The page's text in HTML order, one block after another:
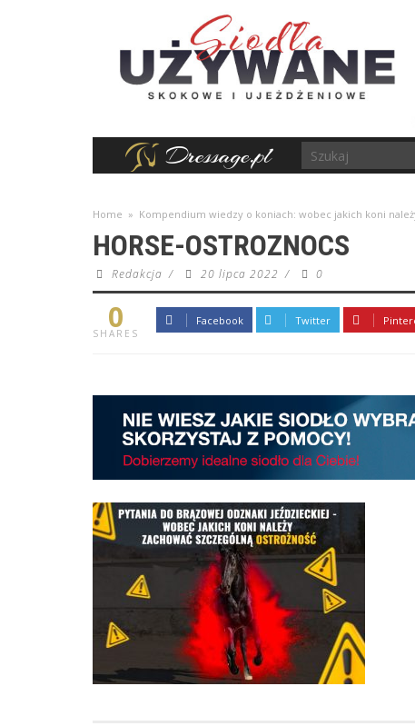
Home » Kompendium wiedzy o koniach: wobec jakich koni
HORSE-OSTROZNOCS
Redakcja / 20 lipca 2022 / 0
0
SHARES
Facebook Twitter